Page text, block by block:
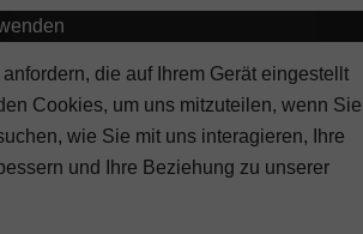
die auf Ihrem Gerät eingestellt
Cookies, um uns mitzuteilen, wenn Sie
wie Sie mit uns interagieren, Ihre
und Ihre Beziehung zu unserer